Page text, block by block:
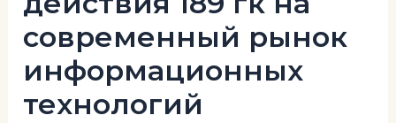
современный рынок
информационных
технологий